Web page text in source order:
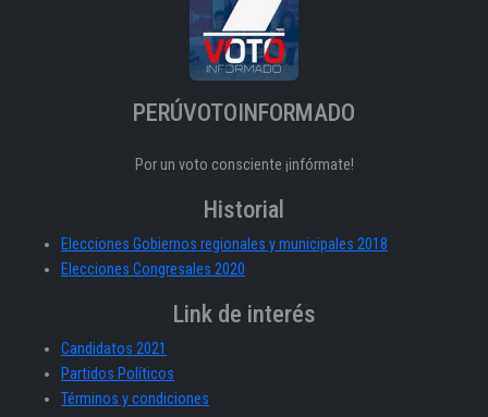
PERÚVOTOINFORMADO
Por un voto consciente ¡infórmate!
Historial
Elecciones Gobiernos regionales y municipales 2018
Elecciones Congresales 2020
Link de interés
Candidatos 2021
Partidos Políticos
Términos y condiciones